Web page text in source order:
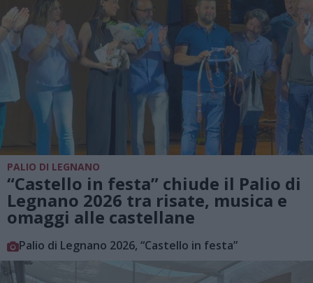
PALIO DI LEGNANO
“Castello in festa” chiude il Palio di
Legnano 2026 tra risate, musica e
omaggi alle castellane
Palio di Legnano 2026, “Castello in festa”